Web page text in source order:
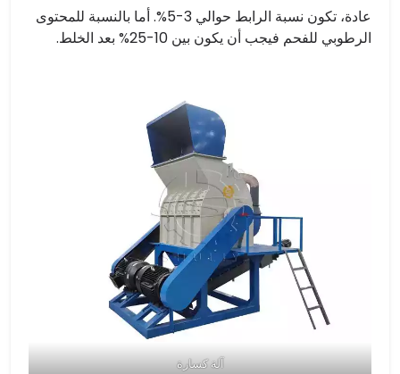
عادة، تكون نسبة الرابط حوالي 3-5%. أما بالنسبة للمحتوى
الرطوبي للفحم فيجب أن يكون بين 10-25% بعد الخلط.
آلة كسارة